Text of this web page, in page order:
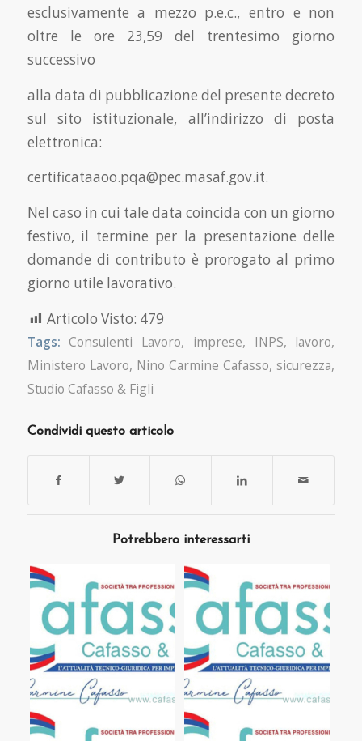
esclusivamente a mezzo p.e.c., entro e non
oltre le ore 23,59 del trentesimo giorno
successivo
alla data di pubblicazione del presente decreto
sul sito istituzionale, all’indirizzo di posta
elettronica:
certificataaoo.pqa@pec.masaf.gov.it.
Nel caso in cui tale data coincida con un giorno
festivo, il termine per la presentazione delle
domande di contributo è prorogato al primo
giorno utile lavorativo.
Articolo Visto: 479
Tags: Consulenti Lavoro, imprese, INPS, lavoro,
Ministero Lavoro, Nino Carmine Cafasso, sicurezza,
Studio Cafasso & Figli
Condividi questo articolo
Potrebbero interessarti